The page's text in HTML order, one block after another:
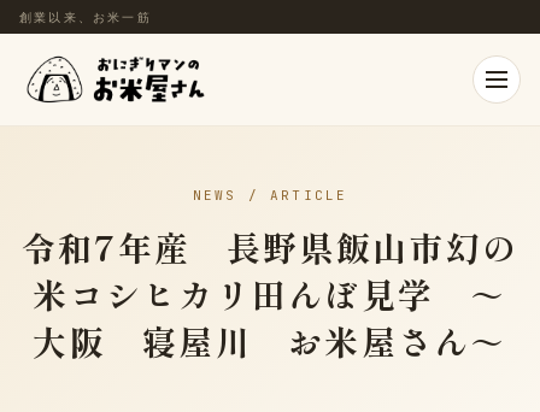
創業以来、お米一筋
NEWS / ARTICLE
令和7年産 長野県飯山市幻の
米コシヒカリ田んぼ見学 ～
大阪 寝屋川 お米屋さん～